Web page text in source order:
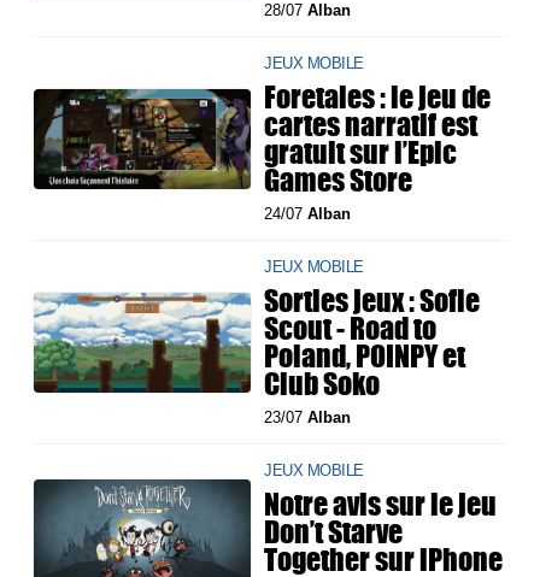
28/07Alban
JEUX MOBILE
Foretales : le jeu de
cartes narratif est
gratuit sur l’Epic
Games Store
24/07Alban
JEUX MOBILE
Sorties jeux : Sofie
Scout - Road to
Poland, POINPY et
Club Soko
23/07Alban
JEUX MOBILE
Notre avis sur le jeu
Don’t Starve
Together sur iPhone